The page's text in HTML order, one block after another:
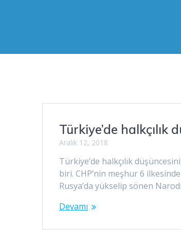
Türkiye’de
Aralık 12, 2018
Türkiye’de halkçılık
biri. CHP’nin meşhur 6
Rusya’da yükselip sönen
Devamı